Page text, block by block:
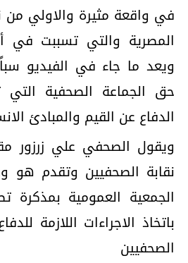
في واقعة مثيرة والاولي
المصرية والتي تسببت في
ويعد ما جاء في الفيديو
حق الجماعة الصحفية
الدفاع عن القيم والمبادئ
ويقول الصحفي علي زرزور
نقابة الصحفيين وتقدم هو
الجمعية العمومية بمذكرة
باتخاذ الاجراءات اللازمة
الصحفيين